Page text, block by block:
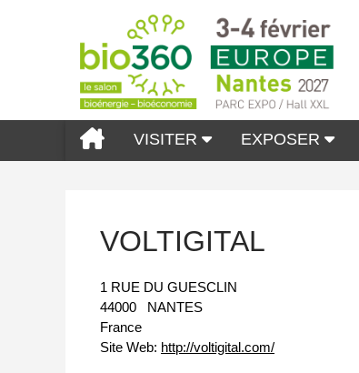
VISITER EXPOSER
VOLTIGITAL
1 RUE DU GUESCLIN
44000
NANTES
France
Site Web: http://voltigital.com/